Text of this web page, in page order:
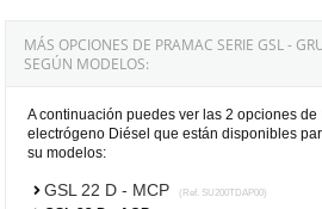
MÁS OPCIONES DE PRAMAC SERIE GSL -
SEGÚN MODELOS:
A continuación puedes ver las 2 opciones de
electrógeno Diésel que están disponibles
su modelos:
GSL 22 D - MCP (Ref. SU200TDAP00)